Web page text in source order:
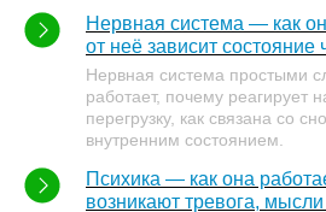
Нервная система — как
от неё зависит состояние
Нервная система простыми
работает, почему реагирует
перегрузку, как связана со
внутренним состоянием.
Психика — как она
возникают тревога,